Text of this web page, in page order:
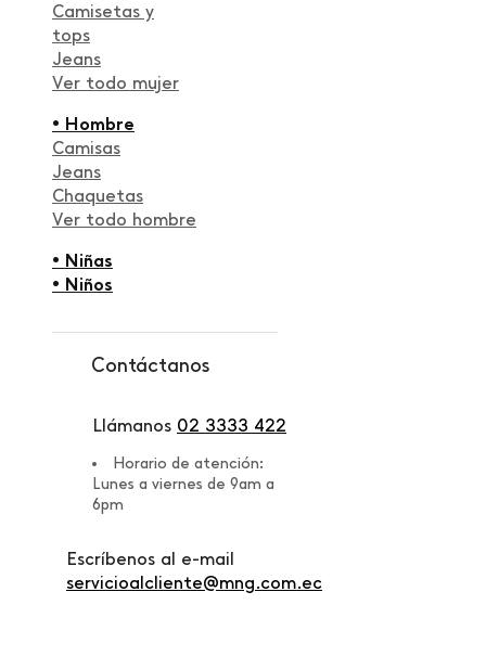
Camisetas y
tops
Jeans
Ver todo mujer
• Hombre
Camisas
Jeans
Chaquetas
Ver todo hombre
• Niñas
• Niños
Contáctanos
Llámanos 02 3333 422
Horario de atención:
Lunes a viernes de 9am a
6pm
Escríbenos al e-mail
servicioalcliente@mng.com.ec